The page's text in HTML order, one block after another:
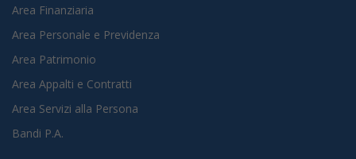
Area Finanziaria
Area Personale e Previdenza
Area Patrimonio
Area Appalti e Contratti
Area Servizi alla Persona
Bandi P.A.